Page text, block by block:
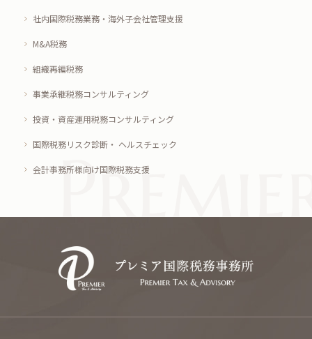
社内国際税務業務・海外子会社管理支援
M&A税務
組織再編税務
事業承継税務コンサルティング
投資・資産運用税務コンサルティング
国際税務リスク診断・ ヘルスチェック
会計事務所様向け国際税務支援